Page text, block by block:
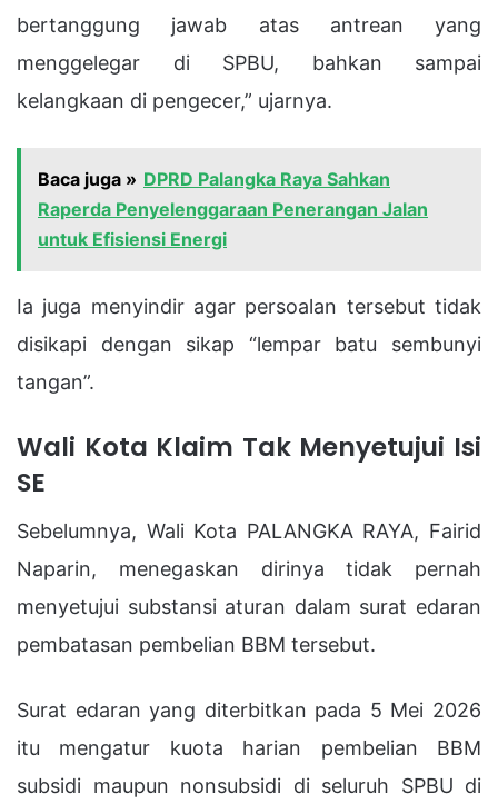
bertanggung jawab atas antrean yang
menggelegar di SPBU, bahkan sampai
kelangkaan di pengecer,” ujarnya.
Baca juga » DPRD Palangka Raya Sahkan
Raperda Penyelenggaraan Penerangan Jalan
untuk Efisiensi Energi
Ia juga menyindir agar persoalan tersebut tidak
disikapi dengan sikap “lempar batu sembunyi
tangan”.
Wali Kota Klaim Tak Menyetujui Isi
SE
Sebelumnya, Wali Kota PALANGKA RAYA, Fairid
Naparin, menegaskan dirinya tidak pernah
menyetujui substansi aturan dalam surat edaran
pembatasan pembelian BBM tersebut.
Surat edaran yang diterbitkan pada 5 Mei 2026
itu mengatur kuota harian pembelian BBM
subsidi maupun nonsubsidi di seluruh SPBU di